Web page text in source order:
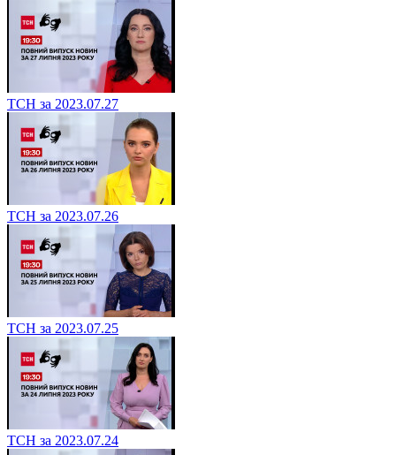
ТСН за 2023.07.27
ТСН за 2023.07.26
ТСН за 2023.07.25
ТСН за 2023.07.24